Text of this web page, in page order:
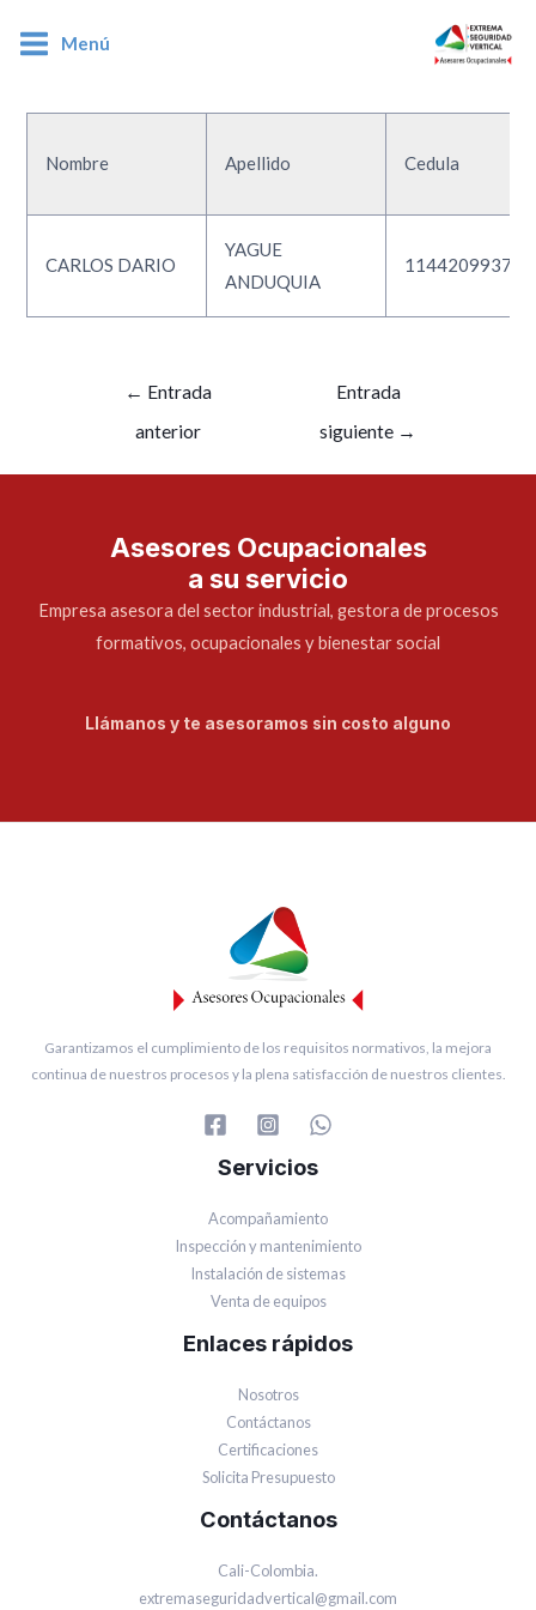
Menú
Nombre Apellido Cedula
CARLOS DARIO
YAGUE
ANDUQUIA
1144209937
← Entrada
anterior
Entrada
siguiente →
Asesores Ocupacionales
a su servicio
Empresa asesora del sector industrial, gestora de procesos
formativos, ocupacionales y bienestar social
Llámanos y te asesoramos sin costo alguno
Garantizamos el cumplimiento de los requisitos normativos, la mejora
continua de nuestros procesos y la plena satisfacción de nuestros clientes.
Servicios
Acompañamiento
Inspección y mantenimiento
Instalación de sistemas
Venta de equipos
Enlaces rápidos
Nosotros
Contáctanos
Certificaciones
Solicita Presupuesto
Contáctanos
Cali-Colombia.
extremaseguridadvertical@gmail.com